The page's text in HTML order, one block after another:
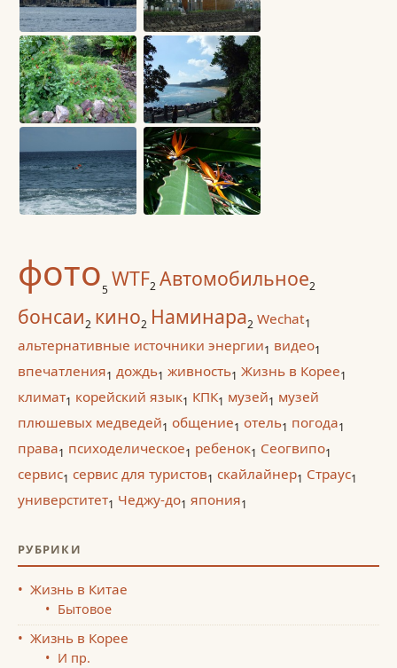
фото5 WTF2 Автомобильное2
бонсаи2 кино2 Наминара2 Wechat1
альтернативные источники энергии1 видео1
впечатления1 дождь1 живность1 Жизнь в Корее1
климат1 корейский язык1 КПК1 музей1 музей
плюшевых медведей1 общение1 отель1 погода1
права1 психоделическое1 ребенок1 Сеогвипо1
сервис1 сервис для туристов1 скайлайнер1 Страус1
универститет1 Чеджу-до1 япония1
РУБРИКИ
Жизнь в Китае
Бытовое
Жизнь в Корее
И пр.